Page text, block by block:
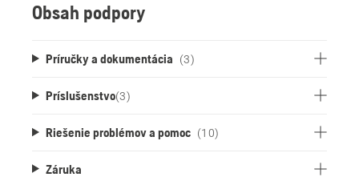
Obsah podpory
Príručky a dokumentácia (3)
Príslušenstvo(3)
Riešenie problémov a pomoc (10)
Záruka